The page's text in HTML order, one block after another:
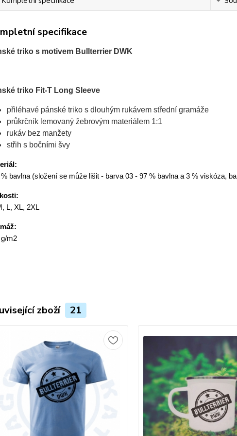
specifikace
triko s motivem Bullterrier DWK
triko Fit-T Long Sleeve
přiléhavé pánské triko s dlouhým rukávem střední gramáže
průkrčník lemovaný žebrovým materiálem 1:1
rukáv bez manžety
střih s bočními švy
% bavlna (složení se může lišit - barva 03 - 97 % bavlna a 3 % viskóza,
L, XL, 2XL
m2
zboží 21